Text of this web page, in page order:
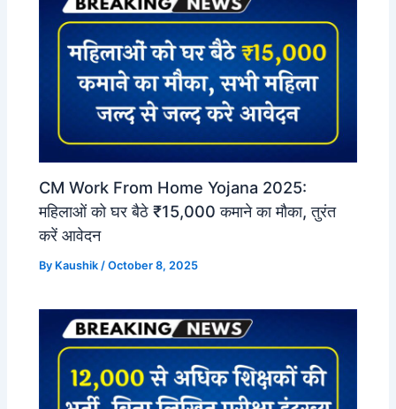
CM Work From Home Yojana 2025:
महिलाओं को घर बैठे ₹15,000 कमाने का मौका, तुरंत
करें आवेदन
By Kaushik /October 8, 2025